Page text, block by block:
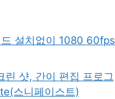
설치없이 1080 60fps
린 샷, 간이 편집 프로그
스니페이스트)